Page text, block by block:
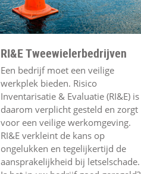
RI&E Tweewielerbedrijven
Een bedrijf moet een veilige
werkplek bieden. Risico
Inventarisatie & Evaluatie (RI&E) is
daarom verplicht gesteld en zorgt
voor een veilige werkomgeving.
RI&E verkleint de kans op
ongelukken en tegelijkertijd de
aansprakelijkheid bij letselschade.